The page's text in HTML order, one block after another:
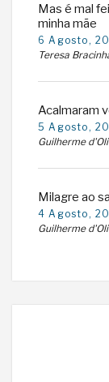
Mas é mal
minha mãe
6 Agosto,
Teresa
Acalmaram
5 Agosto,
Guilherme
Milagre ao
4 Agosto,
Guilherme